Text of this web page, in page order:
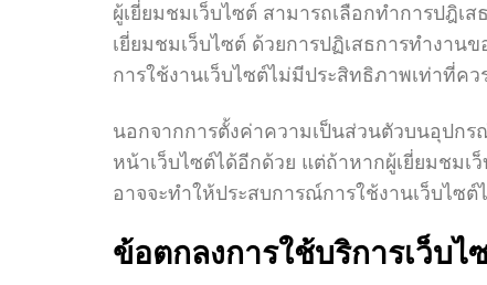
ผู้เยี่ยมชมเว็บไซต์ สามารถเลือกทำการปฎิเ
เยี่ยมชมเว็บไซต์ ด้วยการปฏิเสธการทำงาน
การใช้งานเว็บไซต์ไม่มีประสิทธิภาพเท่าที่คว
นอกจากการตั้งค่าความเป็นส่วนตัวบนอุปกร
หน้าเว็บไซต์ได้อีกด้วย แต่ถ้าหากผู้เยี่ยมชมเ
อาจจะทำให้ประสบการณ์การใช้งานเว็บไซ
ข้อตกลงการใช้บริการเว็บไ